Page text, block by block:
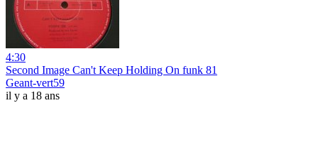
4:30
Second Image Can't Keep Holding On funk 81
Geant-vert59
il y a 18 ans